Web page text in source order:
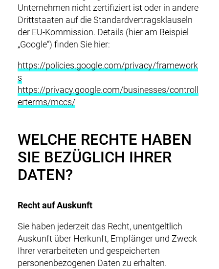
Unternehmen nicht zertifiziert ist oder in andere
Drittstaaten auf die Standardvertragsklauseln
der EU-Kommission. Details (hier am Beispiel
„Google“) finden Sie hier:
https://policies.google.com/privacy/framework
s
https://privacy.google.com/businesses/controll
erterms/mccs/
WELCHE RECHTE HABEN
SIE BEZÜGLICH IHRER
DATEN?
Recht auf Auskunft
Sie haben jederzeit das Recht, unentgeltlich
Auskunft über Herkunft, Empfänger und Zweck
Ihrer verarbeiteten und gespeicherten
personenbezogenen Daten zu erhalten.